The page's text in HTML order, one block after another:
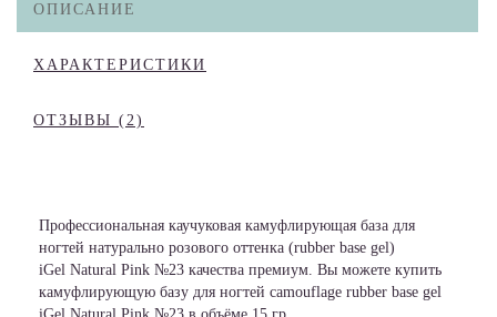
ОПИСАНИЕ
ХАРАКТЕРИСТИКИ
ОТЗЫВЫ (2)
Профессиональная каучуковая камуфлирующая база для
ногтей натурально розового оттенка (rubber base gel)
iGel Natural Pink №23 качества премиум. Вы можете купить
камуфлирующую базу для ногтей camouflage rubber base gel